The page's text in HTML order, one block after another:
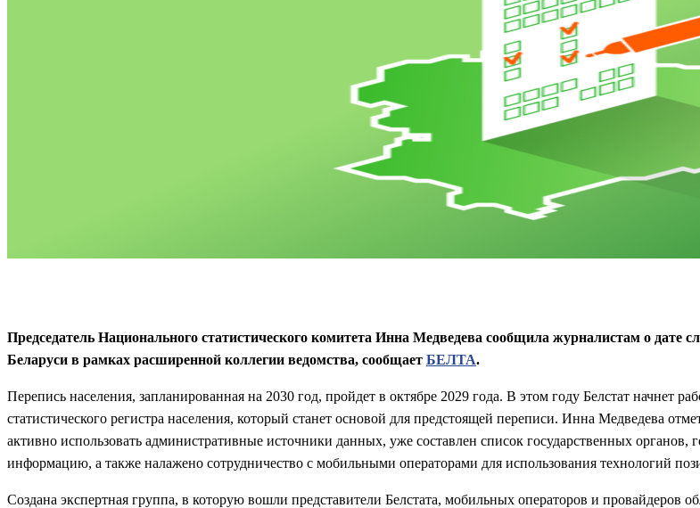
Председатель Национального статистического комитета Инна Медведева сообщила журналистам о дате
Беларуси в рамках расширенной коллегии ведомства, сообщает БЕЛТА.
Перепись населения, запланированная на 2030 год, пройдет в октябре 2029 года. В этом году Белстат начнет
статистического регистра населения, который станет основой для предстоящей переписи. Инна Медведева
активно использовать административные источники данных, уже составлен список государственных органов,
информацию, а также налажено сотрудничество с мобильными операторами для использования технологий
Создана экспертная группа, в которую вошли представители Белстата, мобильных операторов и провайдеров